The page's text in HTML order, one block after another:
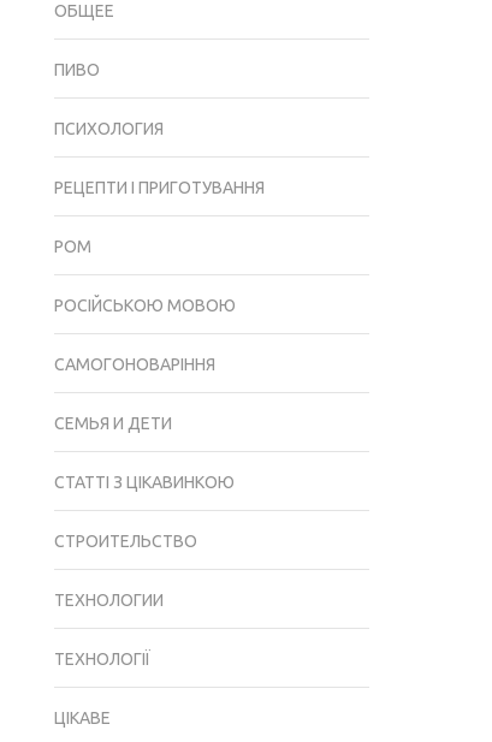
ОБЩЕЕ
ПИВО
ПСИХОЛОГИЯ
РЕЦЕПТИ І ПРИГОТУВАННЯ
РОМ
РОСІЙСЬКОЮ МОВОЮ
САМОГОНОВАРІННЯ
СЕМЬЯ И ДЕТИ
СТАТТІ З ЦІКАВИНКОЮ
СТРОИТЕЛЬСТВО
ТЕХНОЛОГИИ
ТЕХНОЛОГІЇ
ЦІКАВЕ